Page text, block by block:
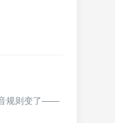
音规则变了——